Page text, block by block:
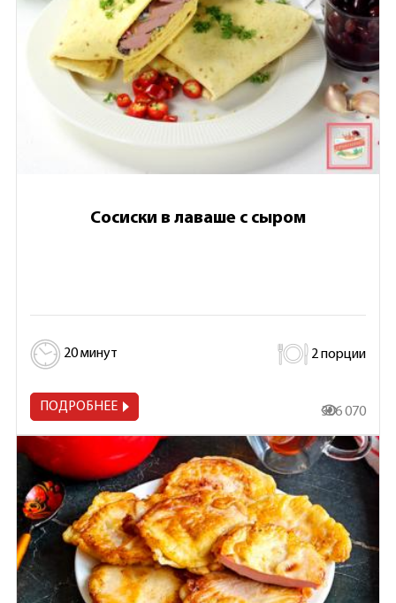
Сосиски в лаваше с сыром
20 минут 2 порции
ПОДРОБНЕЕ 306 070